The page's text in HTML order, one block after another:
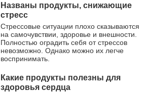
Названы продукты, снижающие
стресс
Стрессовые ситуации плохо сказываются
на самочувствии, здоровье и внешности.
Полностью оградить себя от стрессов
невозможно. Однако можно их легче
воспринимать.
Какие продукты полезны для
здоровья сердца